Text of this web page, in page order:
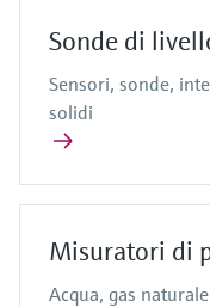
Sonde di
Sensori, sonde,
solidi
Misuratori di
Acqua, gas